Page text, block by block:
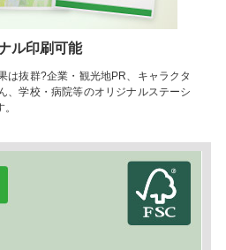
ル印刷可能
は抜群?企業・観光地PR、キャラクタ
、学校・病院等のオリジナルステーシ